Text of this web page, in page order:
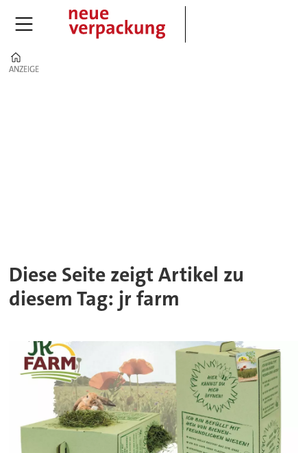
ANZEIGE
ANZEIGE
Diese Seite zeigt Artikel zu
diesem Tag: jr farm